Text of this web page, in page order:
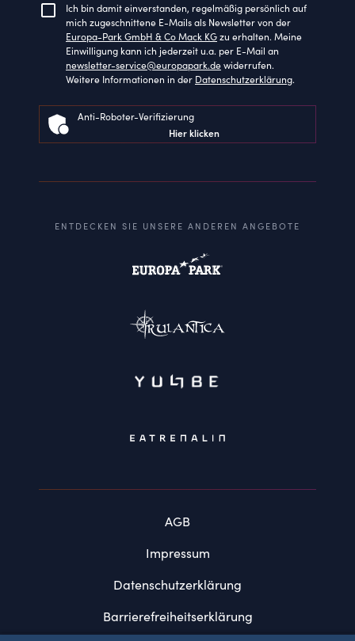
Ich bin damit einverstanden, regelmäßig persönlich auf
mich zugeschnittene E-Mails als Newsletter von der
Europa-Park GmbH & Co Mack KGzu erhalten. Meine
Einwilligung kann ich jederzeit u.a. per E-Mail an
newsletter-service@europapark.dewiderrufen.
Weitere Informationen in der Datenschutzerklärung.
Anti-Roboter-Verifizierung
Hier klicken
ENTDECKEN SIE UNSERE ANDEREN ANGEBOTE
AGB
Impressum
Datenschutzerklärung
Barrierefreiheitserklärung